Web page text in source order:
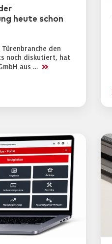
heute schon
den
noch diskutiert, hat
aus … >>